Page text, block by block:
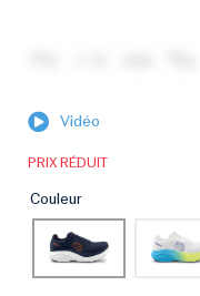
Vidéo
PRIX RÉDUIT
Couleur